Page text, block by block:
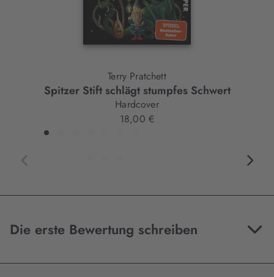
Terry Pratchett
Spitzer Stift schlägt stumpfes Schwert
Hardcover
18,00 €
Die erste Bewertung schreiben